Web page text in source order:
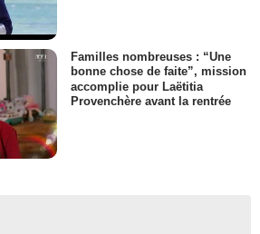
Familles nombreuses : “Une
bonne chose de faite”, mission
accomplie pour Laëtitia
Provenchère avant la rentrée